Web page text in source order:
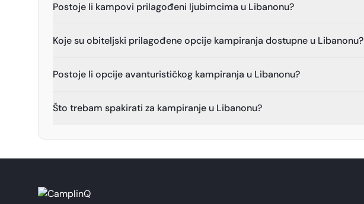
Postoje li kampovi prilagođeni ljubimcima u Libanonu?
Koje su obiteljski prilagođene opcije kampiranja dostupne u Libanonu?
Postoje li opcije avanturističkog kampiranja u Libanonu?
Što trebam spakirati za kampiranje u Libanonu?